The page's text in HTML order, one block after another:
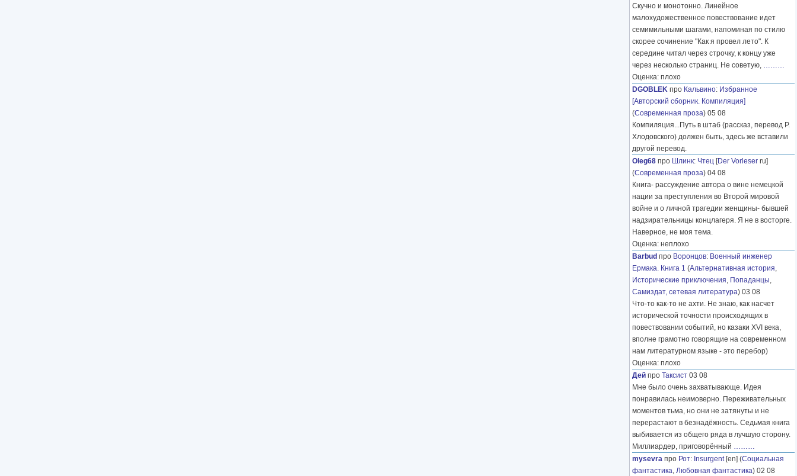
Скучно и монотонно. Линейное
малохудожественное повествование идет
семимильными шагами, напоминая по стилю
скорее сочинение "Как я провел лето". К
середине читал через строчку, к концу уже
через несколько страниц. Не советую, ………
Оценка: плохо
DGOBLEK про Кальвино: Избранное
[Авторский сборник. Компиляция]
(Современная проза) 05 08
Компиляция...Путь в штаб (рассказ, перевод Р.
Хлодовского) должен быть, здесь же вставили
другой перевод.
Oleg68 про Шлинк: Чтец [Der Vorleser ru]
(Современная проза) 04 08
Книга- рассуждение автора о вине немецкой
нации за преступления во Второй мировой
войне и о личной трагедии женщины- бывшей
надзирательницы концлагеря. Я не в восторге.
Наверное, не моя тема.
Оценка: неплохо
Barbud про Воронцов: Военный инженер
Ермака. Книга 1 (Альтернативная история,
Исторические приключения, Попаданцы,
Самиздат, сетевая литература) 03 08
Что-то как-то не ахти. Не знаю, как насчет
исторической точности происходящих в
повествовании событий, но казаки XVI века,
вполне грамотно говорящие на современном
нам литературном языке - это перебор)
Оценка: плохо
Дей про Таксист 03 08
Мне было очень захватывающе. Идея
понравилась неимоверно. Переживательных
моментов тьма, но они не затянуты и не
перерастают в безнадёжность. Седьмая книга
выбивается из общего ряда в лучшую сторону.
Миллиардер, приговорённый ………
mysevra про Рот: Insurgent[en] (Социальная
фантастика, Любовная фантастика) 02 08